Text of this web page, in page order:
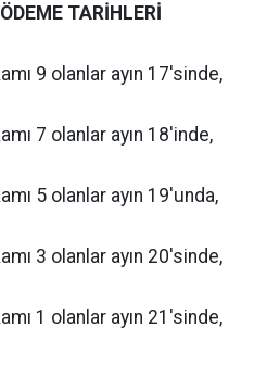
TARİHLERİ
9 olanlar ayın 17'sinde,
7 olanlar ayın 18'inde,
5 olanlar ayın 19'unda,
3 olanlar ayın 20'sinde,
1 olanlar ayın 21'sinde,